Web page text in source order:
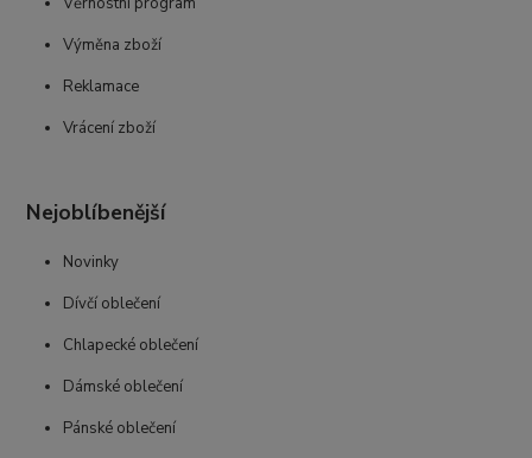
Výměna zboží
Reklamace
Vrácení zboží
Nejoblíbenější
Novinky
Dívčí oblečení
Chlapecké oblečení
Dámské oblečení
Pánské oblečení